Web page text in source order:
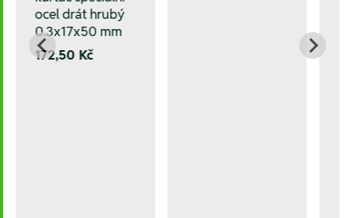
ocel drát hrubý
0.3x17x50 mm
172,50 Kč